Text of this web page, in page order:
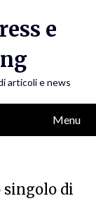
e
articoli e news
Menu
singolo di